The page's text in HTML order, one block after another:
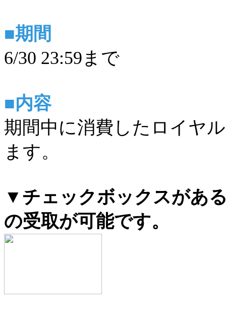
■期間
6/30 23:59まで
■内容
期間中に消費したロイヤ
ます。
▼チェックボックスがあ
の受取が可能です。